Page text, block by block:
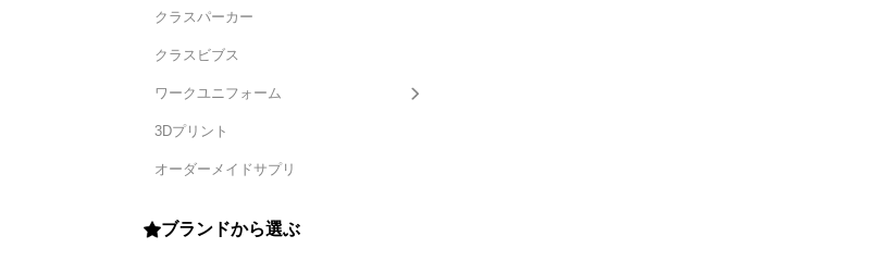
クラスパーカー
クラスビブス
ワークユニフォーム
3Dプリント
オーダーメイドサプリ
ブランドから選ぶ